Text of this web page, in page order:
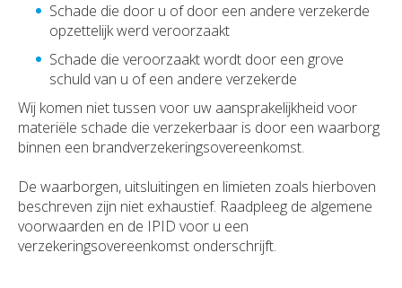
Schade die door u of door een andere verzekerde
opzettelijk werd veroorzaakt
Schade die veroorzaakt wordt door een grove
schuld van u of een andere verzekerde
Wij komen niet tussen voor uw aansprakelijkheid voor
materiële schade die verzekerbaar is door een waarborg
binnen een brandverzekeringsovereenkomst.
De waarborgen, uitsluitingen en limieten zoals hierboven
beschreven zijn niet exhaustief. Raadpleeg de algemene
voorwaarden en de IPID voor u een
verzekeringsovereenkomst onderschrijft.